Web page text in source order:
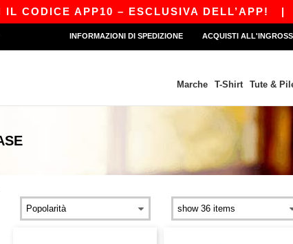
APP10 – ESCLUSIVA DELL’APP! |
INFORMAZIONI DI SPEDIZIONE ACQUISTI
Marche T-Shirt Tute &